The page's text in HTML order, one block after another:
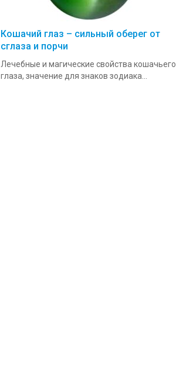
Кошачий глаз – сильный оберег от
сглаза и порчи
Лечебные и магические свойства кошачьего
глаза, значение для знаков зодиака...